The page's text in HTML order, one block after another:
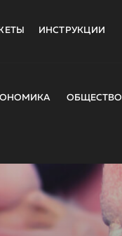
ИНСТРУКЦИИ
ОБЩЕСТВО